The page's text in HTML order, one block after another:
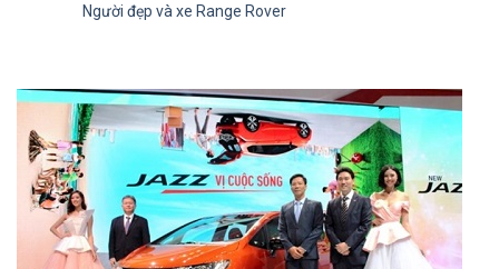
Người đẹp và xe Range Rover